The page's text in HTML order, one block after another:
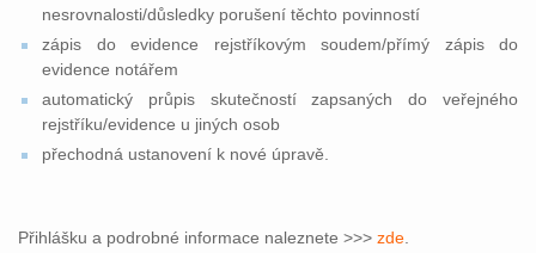
nesrovnalosti/důsledky porušení těchto povinností
zápis do evidence rejstříkovým soudem/přímý zápis do
evidence notářem
automatický průpis skutečností zapsaných do veřejného
rejstříku/evidence u jiných osob
přechodná ustanovení k nové úpravě.
Přihlášku a podrobné informace naleznete >>> zde